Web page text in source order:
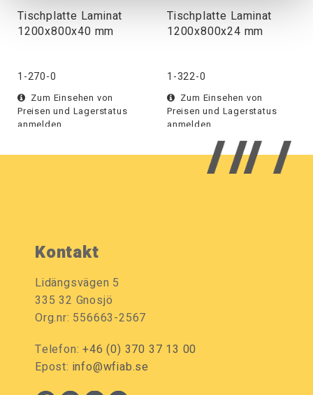
Tischplatte Laminat
1200x800x40 mm
1-270-0
Zum Einsehen von
Preisen und Lagerstatus
anmelden.
Tischplatte Laminat
1200x800x24 mm
1-322-0
Zum Einsehen von
Preisen und Lagerstatus
anmelden.
Kontakt
Lidängsvägen 5
335 32 Gnosjö
Org.nr: 556663-2567
Telefon:+46 (0) 370 37 13 00
Epost: info@wfiab.se